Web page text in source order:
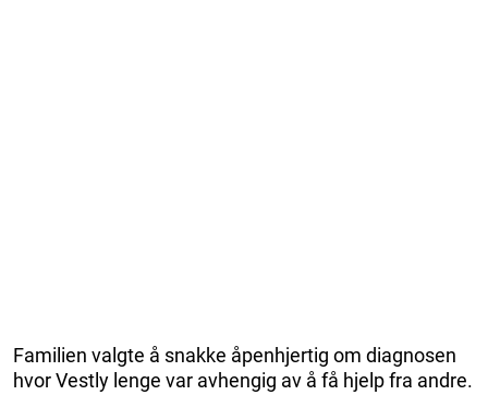
Familien valgte å snakke åpenhjertig om diagnosen
hvor Vestly lenge var avhengig av å få hjelp fra andre.